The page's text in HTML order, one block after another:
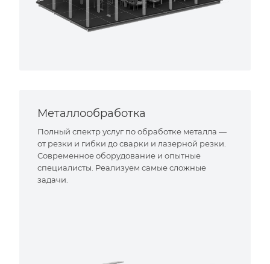
Металлообработка
Полный спектр услуг по обработке металла —
от резки и гибки до сварки и лазерной резки.
Современное оборудование и опытные
специалисты. Реализуем самые сложные
задачи.